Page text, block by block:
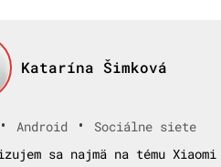
Katarína Šimková
• Android •
Sociálne siete
sa najmä na tému Xiaomi